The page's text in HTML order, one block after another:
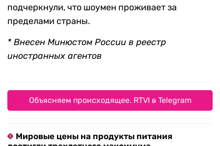
подчеркнули, что шоумен проживает за
пределами страны.
* Внесен Минюстом России в реестр
иностранных агентов
Объясняем происходящее. RTVI в Telegram
Мировые цены на продукты питания